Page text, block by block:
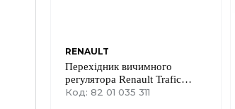
RENAULT
Перехідник вичимного
регулятора Renault Trafic
III/Opel Vivaro 1.6dCi 15-
Код: 82 01 035 311